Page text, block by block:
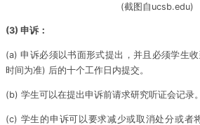
(截图自ucsb.edu)
(3) 申诉：
(a) 申诉必须以书面形式提出，并且必须学生
时间为准) 后的十个工作日内提交。
(b) 学生可以在提出申诉前请求研究听证会记录。
(c) 学生的申诉可以要求减少或取消处分或者